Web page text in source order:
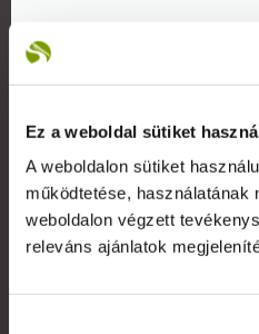
Ez a weboldal sütiket
A weboldalon sütiket
működtetése, használatának
weboldalon végzett
releváns ajánlatok
Rólunk
A Reklámeszköz.hu 2007-
display reklámok gyártására
gyártói kapacitással képesek
versenyképes árakkal
+36 1 783 5355